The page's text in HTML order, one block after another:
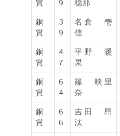
賞 9 穏那
銅
賞
3
9
名倉 壱
信
銅
賞
4
7
平野 暖
果
銅
賞
6
4
篠 映里
奈
銅
賞
6
6
吉田 昂
汰